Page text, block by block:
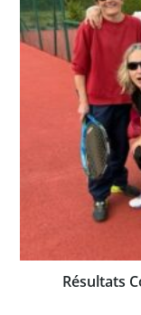
Résultats